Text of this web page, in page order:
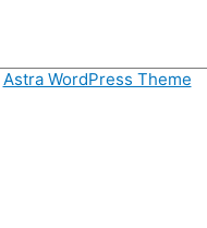
Astra WordPress Theme